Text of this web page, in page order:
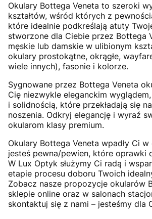
Okulary Bottega Veneta to szeroki
kształtów, wśród których z
które idealnie podkreślają atuty
stworzone dla Ciebie przez Bottega
męskie lub damskie w ulibionym
okulary prostokątne, okrągłe,
wiele innych), fasonie i kolorze.
Sygnowane przez Bottega Veneta
Cię niezwykle eleganckim
i solidnością, które przekładają się
noszenia. Odkryj elegancję i wyraź
okularom klasy premium.
Okulary Bottega Veneta wpadły Ci
jesteś pewna/pewien, które oprawki
W Lux Optyk służymy Ci radą i
etapie procesu doboru Twoich
Zobacz nasze propozycje okularów
sklepie online oraz w salonach
skontaktuj się z nami – jesteśmy dla